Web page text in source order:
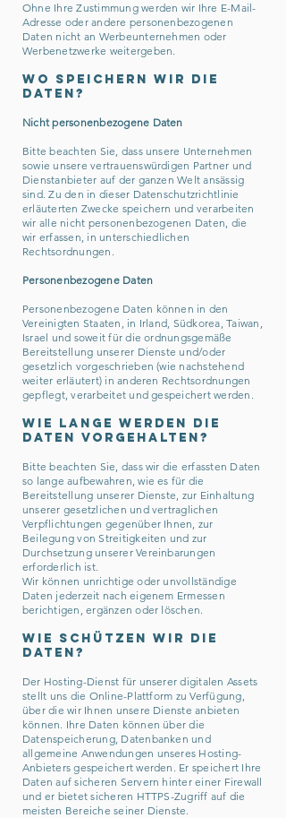
Ohne Ihre Zustimmung werden wir Ihre E-Mail-
Adresse oder andere personenbezogenen
Daten nicht an Werbeunternehmen oder
Werbenetzwerke weitergeben.
Wo speichern wir die
Daten?
Nicht personenbezogene Daten
Bitte beachten Sie, dass unsere Unternehmen
sowie unsere vertrauenswürdigen Partner und
Dienstanbieter auf der ganzen Welt ansässig
sind. Zu den in dieser Datenschutzrichtlinie
erläuterten Zwecke speichern und verarbeiten
wir alle nicht personenbezogenen Daten, die
wir erfassen, in unterschiedlichen
Rechtsordnungen.
Personenbezogene Daten
Personenbezogene Daten können in den
Vereinigten Staaten, in Irland, Südkorea, Taiwan,
Israel und soweit für die ordnungsgemäße
Bereitstellung unserer Dienste und/oder
gesetzlich vorgeschrieben (wie nachstehend
weiter erläutert) in anderen Rechtsordnungen
gepflegt, verarbeitet und gespeichert werden.
Wie lange werden die
Daten vorgehalten?
Bitte beachten Sie, dass wir die erfassten Daten
so lange aufbewahren, wie es für die
Bereitstellung unserer Dienste, zur Einhaltung
unserer gesetzlichen und vertraglichen
Verpflichtungen gegenüber Ihnen, zur
Beilegung von Streitigkeiten und zur
Durchsetzung unserer Vereinbarungen
erforderlich ist.
Wir können unrichtige oder unvollständige
Daten jederzeit nach eigenem Ermessen
berichtigen, ergänzen oder löschen.
Wie schützen wir die
Daten?
Der Hosting-Dienst für unserer digitalen Assets
stellt uns die Online-Plattform zu Verfügung,
über die wir Ihnen unsere Dienste anbieten
können. Ihre Daten können über die
Datenspeicherung, Datenbanken und
allgemeine Anwendungen unseres Hosting-
Anbieters gespeichert werden. Er speichert Ihre
Daten auf sicheren Servern hinter einer Firewall
und er bietet sicheren HTTPS-Zugriff auf die
meisten Bereiche seiner Dienste.